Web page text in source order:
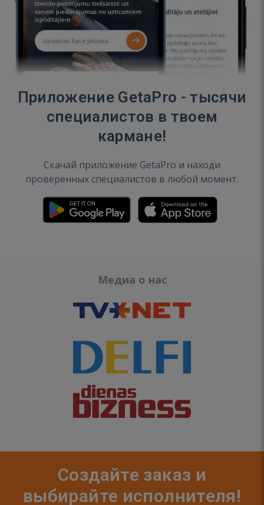
Приложение GetaPro - тысячи
специалистов в твоем
кармане!
Скачай приложение GetaPro и находи
проверенных специалистов в любой момент.
Медиа о нас
Создайте заказ и
выбирайте исполнителя!